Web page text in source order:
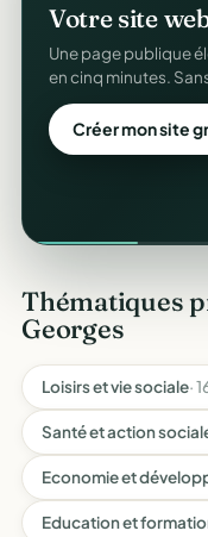
Votre site
Une page publique
en cinq minutes.
Créer mon site
Thématiques
Georges
Loisirs et vie sociale·
Santé et action
Economie et
Education et